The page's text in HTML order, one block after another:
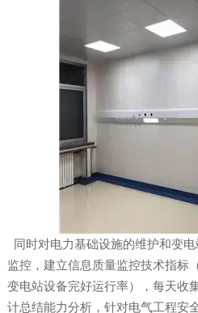
同时对电力基础设施的维护和变
监控，建立信息质量监控技术指标
变电站设备完好运行率），每天收
计总结能力分析，针对电气工程安